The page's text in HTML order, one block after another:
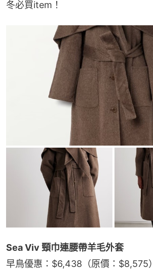
冬必買item！
Sea Viv 頸巾連腰帶羊毛外套
早鳥優惠：$6,438（原價：$8,575）